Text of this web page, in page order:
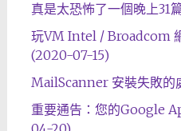
真是太恐怖了一個晚上31
玩VM Intel / Broadcom
(2020-07-15)
MailScanner 安裝失敗的
重要通告：您的Google